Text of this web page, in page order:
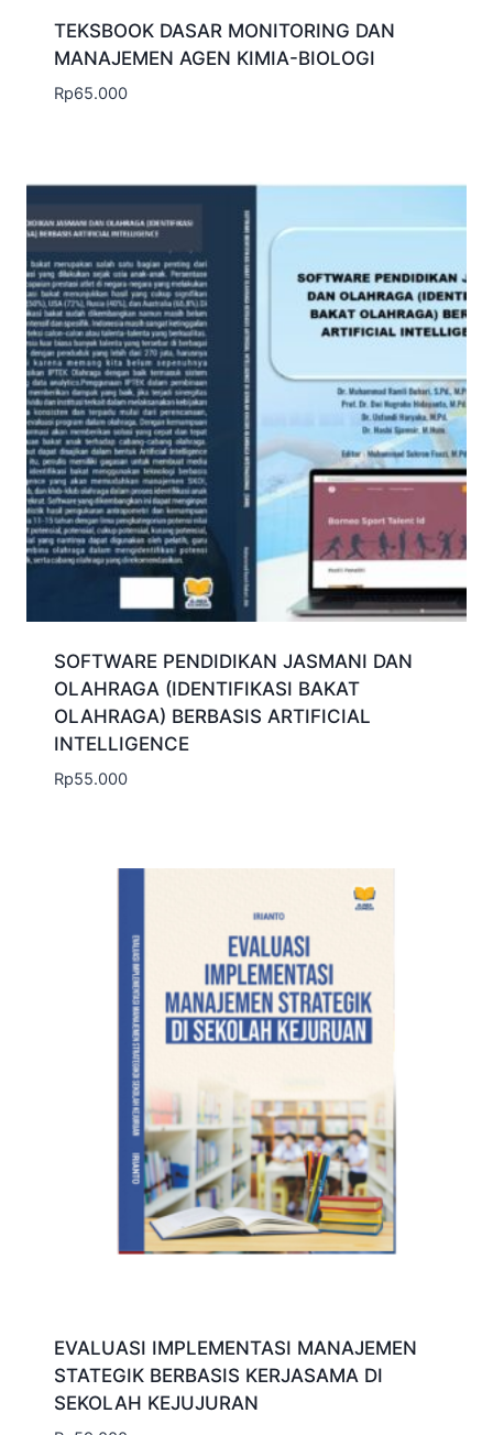
TEKSBOOK DASAR MONITORING DAN
MANAJEMEN AGEN KIMIA-BIOLOGI
Rp65.000
SOFTWARE PENDIDIKAN JASMANI DAN
OLAHRAGA (IDENTIFIKASI BAKAT
OLAHRAGA) BERBASIS ARTIFICIAL
INTELLIGENCE
Rp55.000
EVALUASI IMPLEMENTASI MANAJEMEN
STATEGIK BERBASIS KERJASAMA DI
SEKOLAH KEJUJURAN